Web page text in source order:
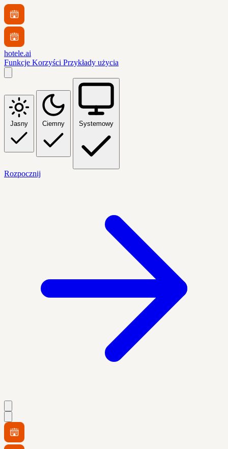
hotele.ai
Funkcje Korzyści Przykłady użycia
Jasny Ciemny Systemowy
Rozpocznij